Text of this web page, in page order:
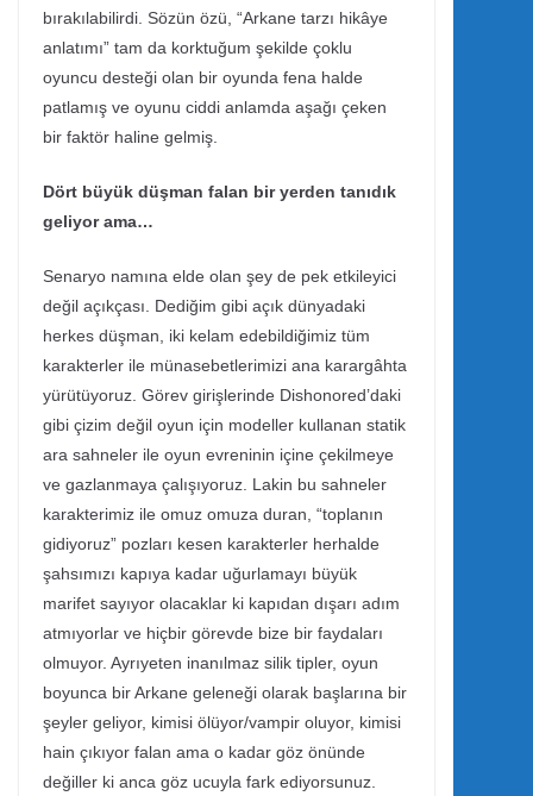
bırakılabilirdi. Sözün özü, “Arkane tarzı hikâye
anlatımı” tam da korktuğum şekilde çoklu
oyuncu desteği olan bir oyunda fena halde
patlamış ve oyunu ciddi anlamda aşağı çeken
bir faktör haline gelmiş.
Dört büyük düşman falan bir yerden tanıdık
geliyor ama…
Senaryo namına elde olan şey de pek etkileyici
değil açıkçası. Dediğim gibi açık dünyadaki
herkes düşman, iki kelam edebildiğimiz tüm
karakterler ile münasebetlerimizi ana karargâhta
yürütüyoruz. Görev girişlerinde Dishonored’daki
gibi çizim değil oyun için modeller kullanan statik
ara sahneler ile oyun evreninin içine çekilmeye
ve gazlanmaya çalışıyoruz. Lakin bu sahneler
karakterimiz ile omuz omuza duran, “toplanın
gidiyoruz” pozları kesen karakterler herhalde
şahsımızı kapıya kadar uğurlamayı büyük
marifet sayıyor olacaklar ki kapıdan dışarı adım
atmıyorlar ve hiçbir görevde bize bir faydaları
olmuyor. Ayrıyeten inanılmaz silik tipler, oyun
boyunca bir Arkane geleneği olarak başlarına bir
şeyler geliyor, kimisi ölüyor/vampir oluyor, kimisi
hain çıkıyor falan ama o kadar göz önünde
değiller ki anca göz ucuyla fark ediyorsunuz.